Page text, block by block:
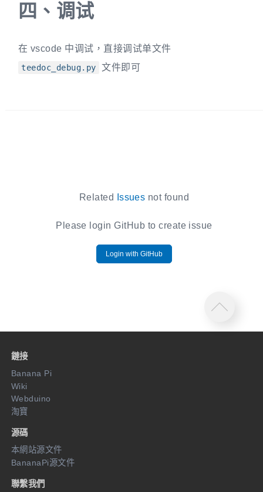
四、 调试
在 vscode 中调试，直接调试单文件
teedoc_debug.py 文件即可
Related Issues not found
Please login GitHub to create issue
Login with GitHub
鏈接
Banana Pi
Wiki
Webduino
淘寶
源碼
本網站源文件
BananaPi源文件
聯繫我們